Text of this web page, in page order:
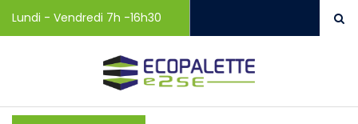
Lundi - Vendredi 7h -16h30